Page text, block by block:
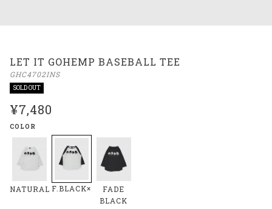
LET IT GOHEMP BASEBALL TEE
GHC4702INS
SOLD OUT
¥7,480
COLOR
NATURAL F.BLACK×NATURAL
FADE
BLACK